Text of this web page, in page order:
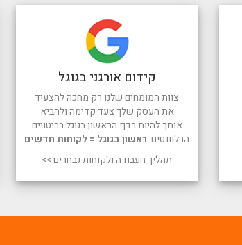
קידום אורגני בגוגל
צוות המומחים שלנו רק מחכה להצעיד
את העסק שלך צעד קדימה ולהביא
אותך להיות בדף הראשון בגוגל בביטויים
הרלוונטים. ראשון בגוגל = לקוחות חדשים
תהליך העבודה ולקוחות נבחרים >>